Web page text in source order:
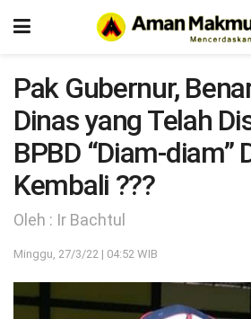
Pak Gubernur,
Dinas yang Telah
BPBD “Diam-diam”
Kembali ???
Oleh : Ir Bachtul
Minggu, 27/3/22 | 04:52 WIB